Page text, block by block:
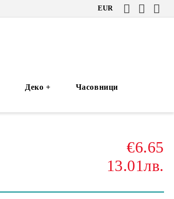
EUR
Деко +
Часовници
€6.65
13.01лв.